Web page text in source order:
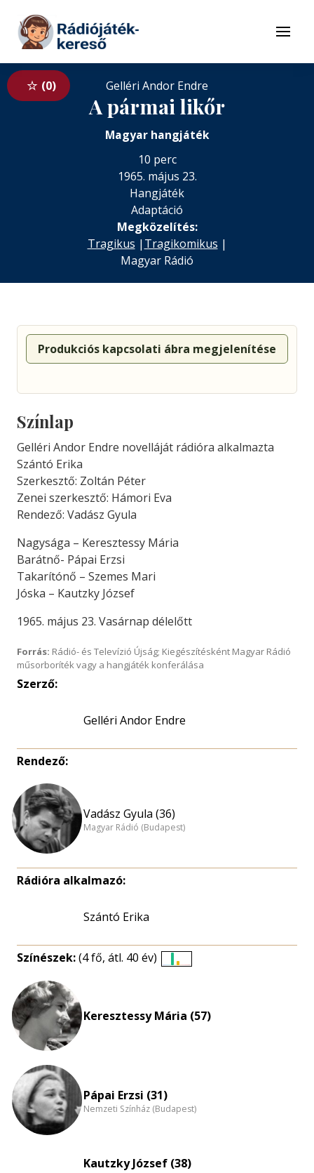
Tovább a tartalomhoz
Menü
0 Gelléri Andor Endre
A pármai likőr
Magyar hangjáték
10 perc
1965. május 23.
Hangjáték
Adaptáció
Megközelítés:
Tragikus | Tragikomikus |
Magyar Rádió
Produkciós kapcsolati ábra megjelenítése
Színlap
Gelléri Andor Endre novelláját rádióra alkalmazta
Szántó Erika
Szerkesztő: Zoltán Péter
Zenei szerkesztő: Hámori Eva
Rendező: Vadász Gyula
Nagysága – Keresztessy Mária
Barátnő- Pápai Erzsi
Takarítónő – Szemes Mari
Jóska – Kautzky József
1965. május 23. Vasárnap délelőtt
Forrás: Rádió- és Televízió Újság; Kiegészítésként Magyar Rádió
műsorboríték vagy a hangjáték konferálása
Szerző:
Gelléri Andor Endre
Rendező:
Vadász Gyula (36)
Magyar Rádió (Budapest)
Rádióra alkalmazó:
Szántó Erika
Színészek:(4 fő, átl. 40 év)
Keresztessy Mária (57)
Pápai Erzsi (31)
Nemzeti Színház (Budapest)
Kautzky József (38)